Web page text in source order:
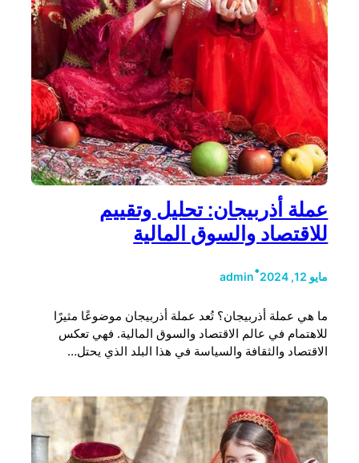
عملة أذربيجان: تحليل وتقييم
للاقتصاد والسوق المالية
مايو 12, 2024 •
admin
ما هي عملة أذربيجان؟ تُعد عملة أذربيجان موضوعًا مثيرًا
للاهتمام في عالم الاقتصاد والسوق المالية. فهي تعكس
الاقتصاد والثقافة والسياسة في هذا البلد الذي يحتل…